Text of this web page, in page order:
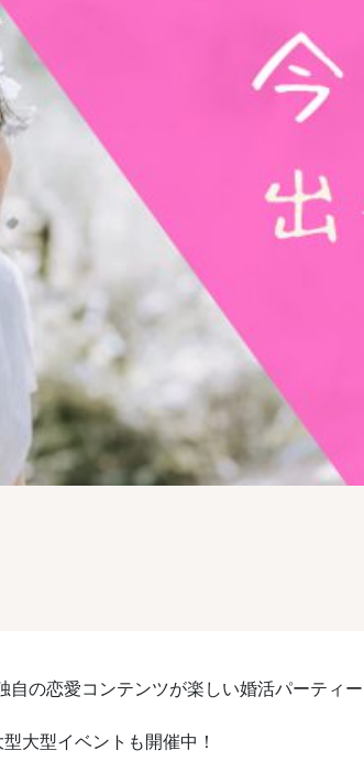
自の恋愛コンテンツが楽しい婚活パーティ
大型イベントも開催中！